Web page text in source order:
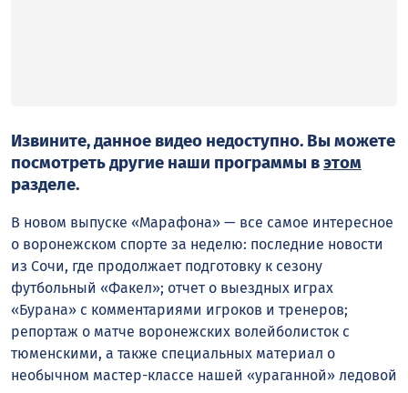
Извините, данное видео недоступно. Вы можете
посмотреть другие наши программы вэтом
разделе.
В новом выпуске «Марафона» — все самое интересное
о воронежском спорте за неделю: последние новости
из Сочи, где продолжает подготовку к сезону
футбольный «Факел»; отчет о выездных играх
«Бурана» с комментариями игроков и тренеров;
репортаж о матче воронежских волейболисток с
тюменскими, а также специальных материал о
необычном мастер-классе нашей «ураганной» ледовой